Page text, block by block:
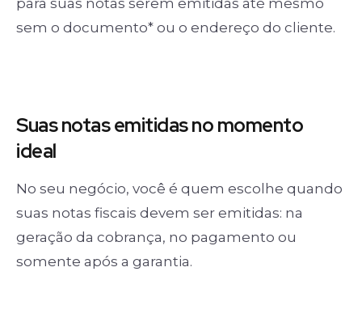
para suas notas serem emitidas até mesmo
sem o documento* ou o endereço do cliente.
Suas notasemitidas no momento
ideal
No seu negócio, você é quem escolhe quando
suas notas fiscais devem ser emitidas: na
geração da cobrança, no pagamento ou
somente após a garantia.